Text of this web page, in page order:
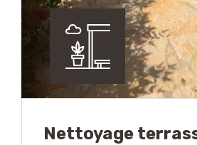
Nettoyage